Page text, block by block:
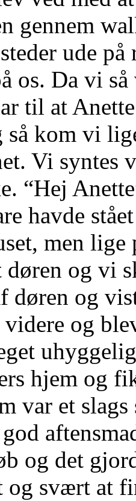
gennem
ude
os. Da vi
til at
så kom vi
Vi syntes
“Hej
havde
men
døren og vi
døren og
og
hjem og
var et
og det
og svært at